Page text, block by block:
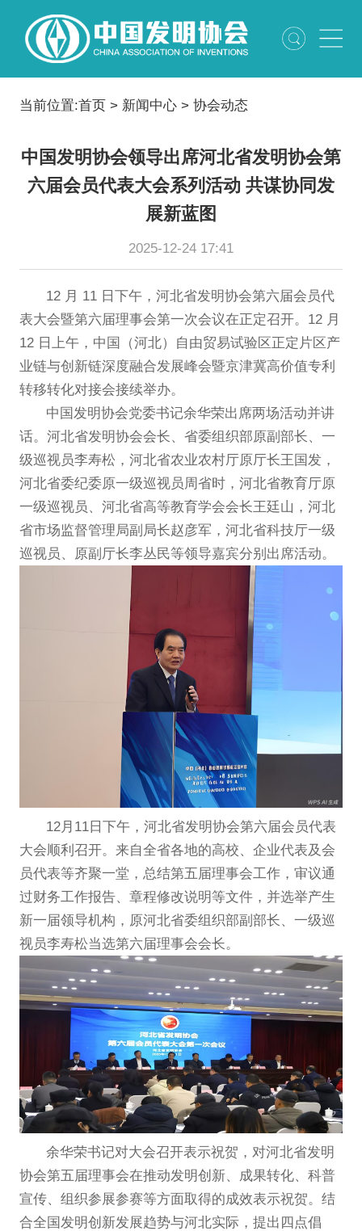
当前位置:首页 > 新闻中心> 协会动态
中国发明协会领导出席河北省发明协会第
六届会员代表大会系列活动 共谋协同发
展新蓝图
2025-12-24 17:41
12 月 11 日下午，河北省发明协会第六届会员代
表大会暨第六届理事会第一次会议在正定召开。12 月
12 日上午，中国（河北）自由贸易试验区正定片区产
业链与创新链深度融合发展峰会暨京津冀高价值专利
转移转化对接会接续举办。
中国发明协会党委书记余华荣出席两场活动并讲
话。河北省发明协会会长、省委组织部原副部长、一
级巡视员李寿松，河北省农业农村厅原厅长王国发，
河北省委纪委原一级巡视员周省时，河北省教育厅原
一级巡视员、河北省高等教育学会会长王廷山，河北
省市场监督管理局副局长赵彦军，河北省科技厅一级
巡视员、原副厅长李丛民等领导嘉宾分别出席活动。
12月11日下午，河北省发明协会第六届会员代表
大会顺利召开。来自全省各地的高校、企业代表及会
员代表等齐聚一堂，总结第五届理事会工作，审议通
过财务工作报告、章程修改说明等文件，并选举产生
新一届领导机构，原河北省委组织部副部长、一级巡
视员李寿松当选第六届理事会会长。
余华荣书记对大会召开表示祝贺，对河北省发明
协会第五届理事会在推动发明创新、成果转化、科普
宣传、组织参展参赛等方面取得的成效表示祝贺。结
合全国发明创新发展趋势与河北实际，提出四点倡